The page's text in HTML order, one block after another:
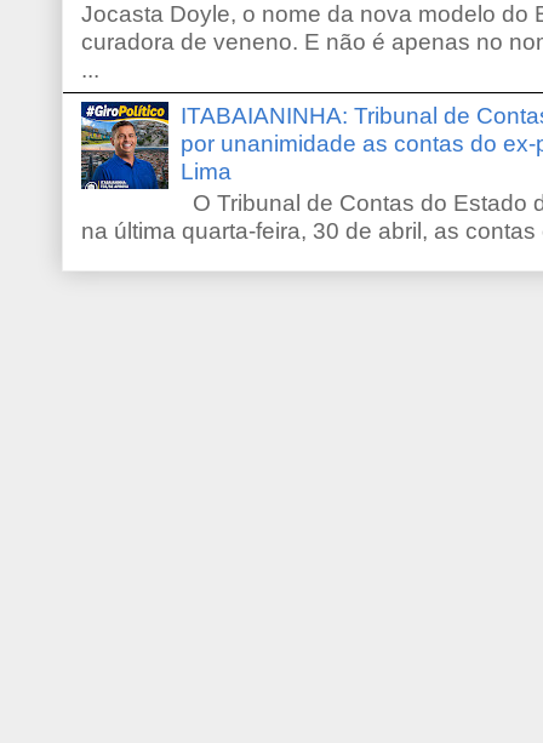
Jocasta Doyle, o nome da nova modelo do
curadora de veneno. E não é apenas no
...
ITABAIANINHA: Tribunal de
por unanimidade as contas do
Lima
O Tribunal de Contas do Estado
na última quarta-feira, 30 de abril, as